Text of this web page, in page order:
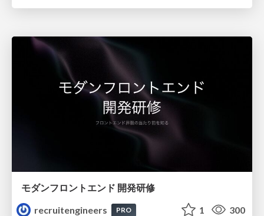
モダンフロントエンド 開発研修
recruitengineers
PRO 1 300